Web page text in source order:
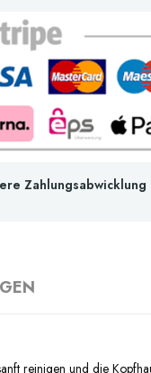
reinigen und die